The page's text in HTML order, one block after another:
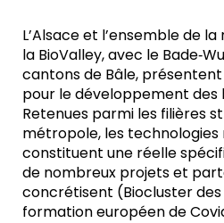
L’Alsace et l’ensemble de
la BioValley, avec le
cantons de Bâle,
pour le développement des
Retenues parmi les filières
métropole, les technologies
constituent une réelle
de nombreux projets et
concrétisent (Biocluster
formation européen de